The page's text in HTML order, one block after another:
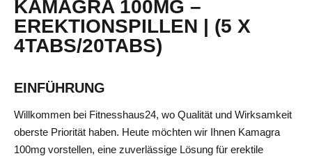
KAMAGRA 100MG –
EREKTIONSPILLEN | (5 X
4TABS/20TABS)
EINFÜHRUNG
Willkommen bei Fitnesshaus24, wo Qualität und Wirksamkeit
oberste Priorität haben. Heute möchten wir Ihnen Kamagra
100mg vorstellen, eine zuverlässige Lösung für erektile